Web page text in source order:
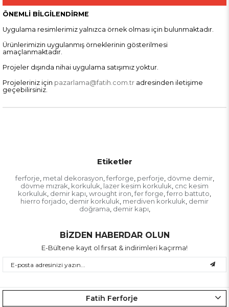
ÖNEMLİ BİLGİLENDİRME
Uygulama resimlerimiz yalnızca örnek olması için bulunmaktadır.
Ürünlerimizin uygulanmış örneklerinin gösterilmesi
amaçlanmaktadır.
Projeler dışında nihai uygulama satışımız yoktur.
Projeleriniz için pazarlama@fatih.com.tr adresinden iletişime
geçebilirsiniz.
Etiketler
ferforje, metal dekorasyon, ferforge, perforje, dövme demir,
dövme mızrak, korkuluk, lazer kesim korkuluk, cnc kesim
korkuluk, demir kapı, wrought iron, fer forge, ferro battuto,
hierro forjado, demir korkuluk, merdiven korkuluk, demir
doğrama, demir kapı,
BİZDEN HABERDAR OLUN
E-Bültene kayıt ol fırsat & indirimleri kaçırma!
Fatih Ferforje